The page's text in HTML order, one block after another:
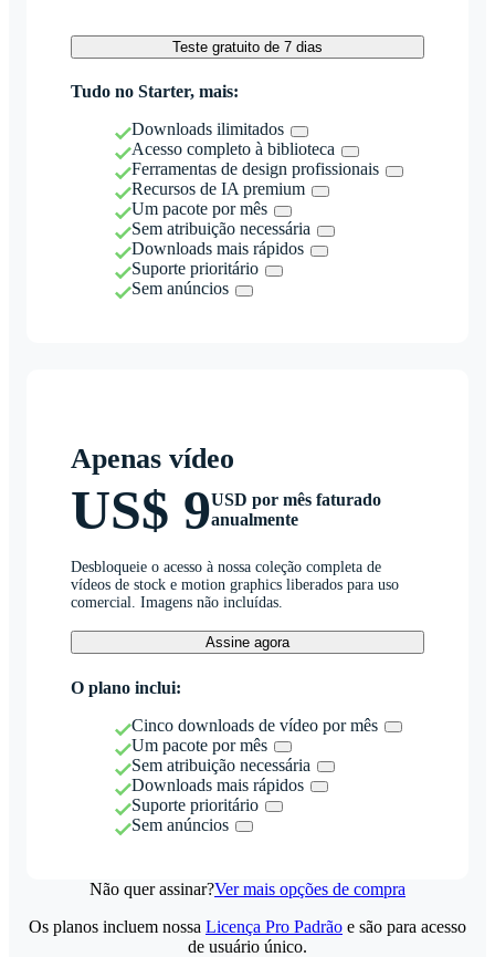
Teste gratuito de 7 dias
Tudo no Starter, mais:
Downloads ilimitados
Acesso completo à biblioteca
Ferramentas de design profissionais
Recursos de IA premium
Um pacote por mês
Sem atribuição necessária
Downloads mais rápidos
Suporte prioritário
Sem anúncios
Apenas vídeo
US$ 9USD por mês faturado
anualmente
Desbloqueie o acesso à nossa coleção completa de
vídeos de stock e motion graphics liberados para uso
comercial. Imagens não incluídas.
Assine agora
O plano inclui:
Cinco downloads de vídeo por mês
Um pacote por mês
Sem atribuição necessária
Downloads mais rápidos
Suporte prioritário
Sem anúncios
Não quer assinar?Ver mais opções de compra
Os planos incluem nossa Licença Pro Padrão e são para acesso
de usuário único.